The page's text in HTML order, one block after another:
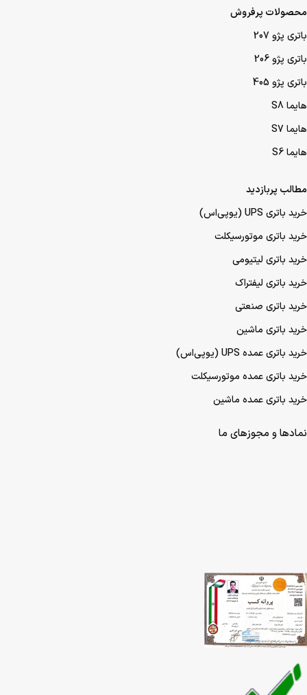
محصولات پرفروش
باتری پژو 207
باتری پژو 206
باتری پژو 405
هایما S8
هایما S7
هایما S6
مطالب پربازدید
خرید باتری UPS (یو‌پی‌اس)
خرید باتری موتورسیکلت
خرید باتری لیتیومی
خرید باتری لیفتراک
خرید باتری صنعتی
خرید باتری ماشین
خرید باتری عمده UPS (یو‌پی‌اس)
خرید باتری عمده موتورسیکلت
خرید باتری عمده ماشین
نمادها و مجوزهای ما